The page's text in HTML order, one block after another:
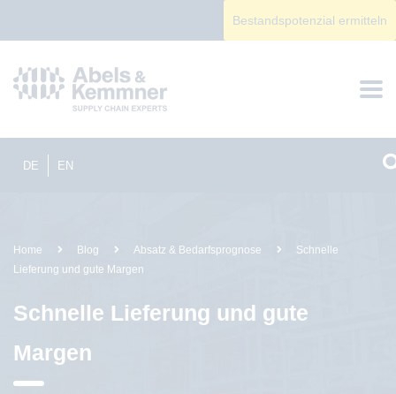
DE EN
Bestandspotenzial ermitteln
Home Blog Absatz & Bedarfsprognose
Schnelle
Lieferung und gute Margen
Schnelle Lieferung und gute
Margen